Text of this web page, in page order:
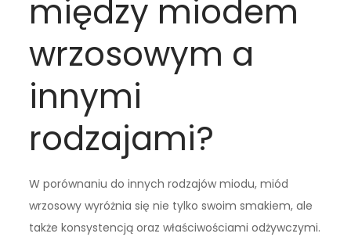
między miodem
wrzosowym a
innymi
rodzajami?
W porównaniu do innych rodzajów miodu, miód
wrzosowy wyróżnia się nie tylko swoim smakiem, ale
także konsystencją oraz właściwościami odżywczymi.